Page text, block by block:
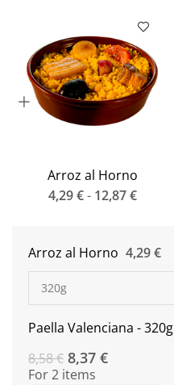
Arroz al Horno
4,29€ - 12,87€
Arroz al Horno 4,29€
Paella Valenciana - 320g
8,58€ 8,37 €
For 2 items